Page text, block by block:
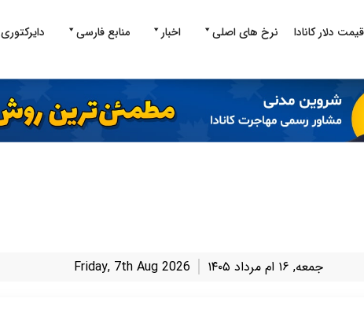
قیمت دلار کانادا نرخ های اصلی اخبار منابع فارسی دایرکتوری
جمعه, ۱۶ ام مرداد ۱۴۰۵ Friday, 7th Aug 2026